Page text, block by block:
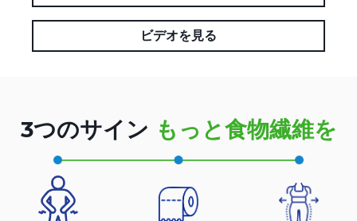
ビデオを見る
3つのサイン もっと食物繊維を